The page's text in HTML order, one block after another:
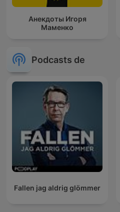
Анекдоты Игоря
Маменко
Podcasts de
Fallen jag aldrig glömmer